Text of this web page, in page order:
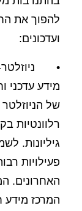
להפוך את
ועדכונים:
• ניוזלטר-
מידע עדכני
של הניוזלטר
גיליונות.
פעילויות
האחרונים.
המרכז מידע